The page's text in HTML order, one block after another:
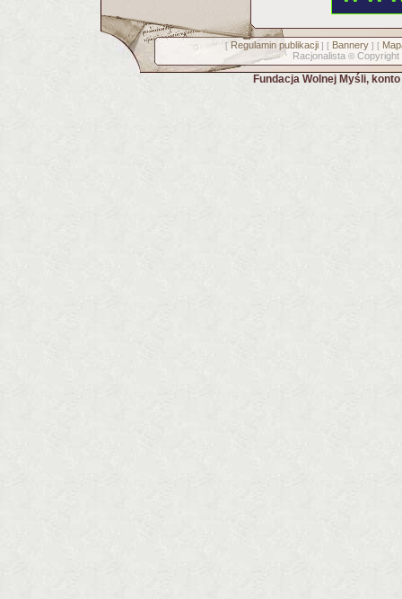
[ Regulamin publikacji] [ Bannery] [
Racjonalista © Copyright
Fundacja Wolnej Myśli,